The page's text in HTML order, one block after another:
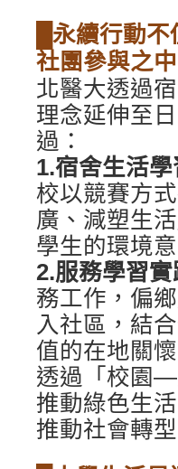
█永續行動
社團參與之中
北醫大透過
理念延伸至
過：
1.宿舍生活學
校以競賽方
廣、減塑生
學生的環境意
2.服務學習實
務工作，偏
入社區，結
值的在地關懷
透過「校園
推動綠色生
推動社會轉